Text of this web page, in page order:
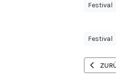
Festival
Festival